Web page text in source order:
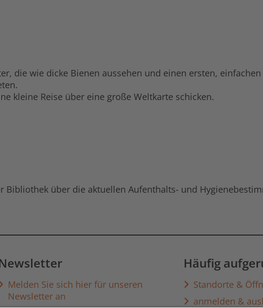
die wie dicke Bienen aussehen und einen ersten, einfachen
kleine Reise über eine große Weltkarte schicken.
Bibliothek über die aktuellen Aufenthalts- und
YouTube
Instagram
auf Discord
Melden Sie sich hier für unseren
Newsletter an
Häufig
Standorte &
anmelden &